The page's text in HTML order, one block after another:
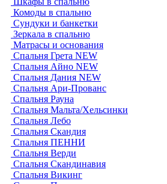
Комоды в спальню
Сундуки и банкетки
Зеркала в спальню
Матрасы и основания
Спальня Грета NEW
Спальня Айно NEW
Спальня Дания NEW
Спальня Ари-Прованс
Спальня Рауна
Спальня Мальта/Хельсинки
Спальня Лебо
Спальня Скандия
Спальня ПЕННИ
Спальня Верди
Спальня Скандинавия
Спальня Викинг